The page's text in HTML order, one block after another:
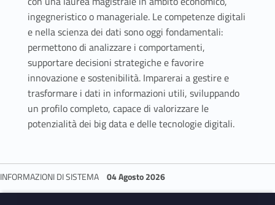
ingegneristico o manageriale. Le competenze digitali
e nella scienza dei dati sono oggi fondamentali:
permettono di analizzare i comportamenti,
supportare decisioni strategiche e favorire
innovazione e sostenibilità. Imparerai a gestire e
trasformare i dati in informazioni utili, sviluppando
un profilo completo, capace di valorizzare le
potenzialità dei big data e delle tecnologie digitali.
INFORMAZIONI DI SISTEMA 04 Agosto 2026